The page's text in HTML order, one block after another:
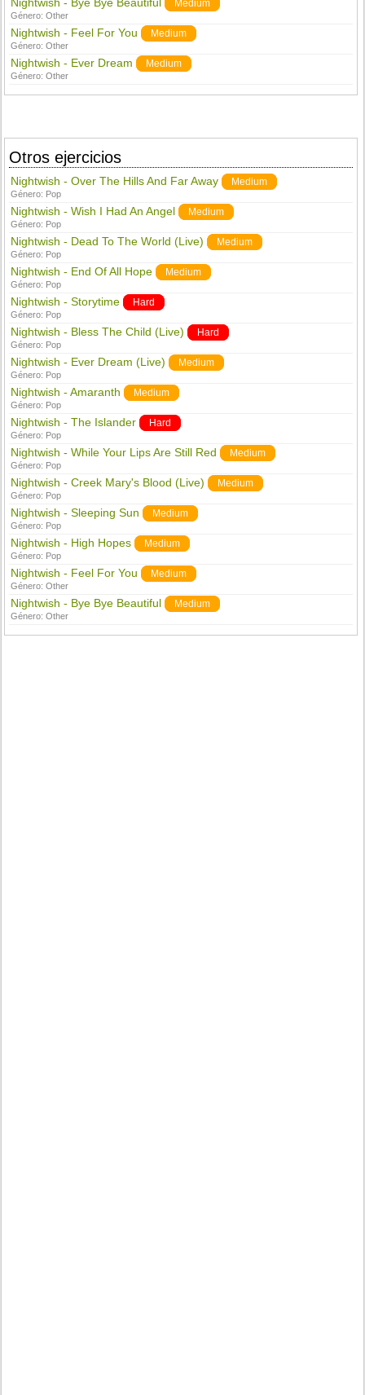
Medium
Género:Other
Nightwish - Feel For You Medium
Género:Other
Nightwish - Ever Dream Medium
Género:Other
Otros ejercicios
Nightwish - Over The Hills And Far Away Medium
Género: Pop
Nightwish - Wish I Had An Angel Medium
Género: Pop
Nightwish - Dead To The World (Live) Medium
Género: Pop
Nightwish - End Of All Hope Medium
Género: Pop
Nightwish - Storytime Hard
Género: Pop
Nightwish - Bless The Child (Live) Hard
Género: Pop
Nightwish - Ever Dream (Live) Medium
Género: Pop
Nightwish - Amaranth Medium
Género: Pop
Nightwish - The Islander Hard
Género: Pop
Nightwish - While Your Lips Are Still Red Medium
Género: Pop
Nightwish - Creek Mary's Blood (Live) Medium
Género: Pop
Nightwish - Sleeping Sun Medium
Género: Pop
Nightwish - High Hopes Medium
Género: Pop
Nightwish - Feel For You Medium
Género:Other
Nightwish - Bye Bye Beautiful Medium
Género:Other